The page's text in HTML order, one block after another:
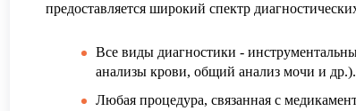
предоставляется широкий спектр
Все виды диагностики -
анализы крови, общий анализ мочи и др.).
Любая процедура, связанная с